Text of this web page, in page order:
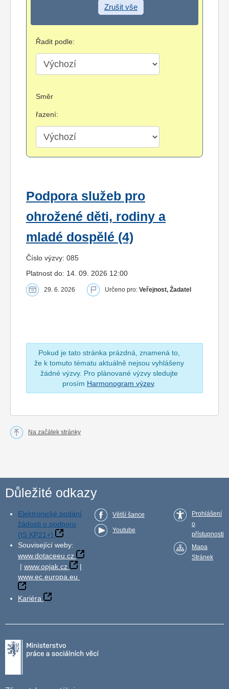
Zrušit vše
Řadit podle:
Směr
řazení:
Podpora služeb pro
ohrožené děti, rodiny a
mladé dospělé (4)
Číslo výzvy: 085
Platnost do: 14. 09. 2026 12:00
29. 6. 2026 Určeno pro: Veřejnost, Žadatel
Pokud je tato stránka prázdná, znamená to,
že k tomuto tématu aktuálně nejsou vyhlášeny
žádné výzvy. Pro plánované výzvy sledujte
prosím Harmonogram výzev.
Na začátek stránky
Důležité odkazy
Elektronické podání
žádosti o podporu
(IS KP21+)
Související weby:
www.dotaceeu.cz
| www.opjak.cz
|
www.ec.europa.eu
Kariéra
Větší šance
Youtube
Prohlášení
o
přístupnosti
Mapa
Stránek